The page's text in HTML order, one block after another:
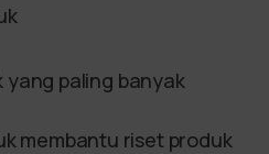
yang paling banyak
membantu riset produk